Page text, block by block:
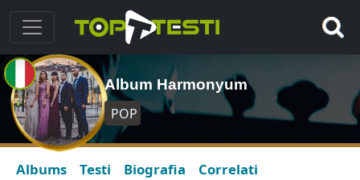
Album Harmonyum
POP
Albums Testi Biografia Correlati